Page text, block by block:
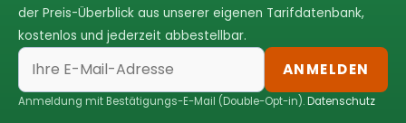
der Preis-Überblick aus unserer eigenen Tarifdatenbank,
kostenlos und jederzeit abbestellbar.
ANMELDEN
Anmeldung mit Bestätigungs-E-Mail (Double-Opt-in).Datenschutz